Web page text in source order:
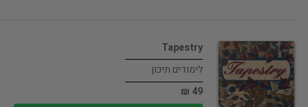
Tapestry
לימודים תיכון
49 ₪